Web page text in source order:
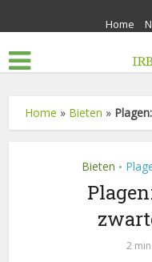
Home
Home » Bieten »
Bieten •
2